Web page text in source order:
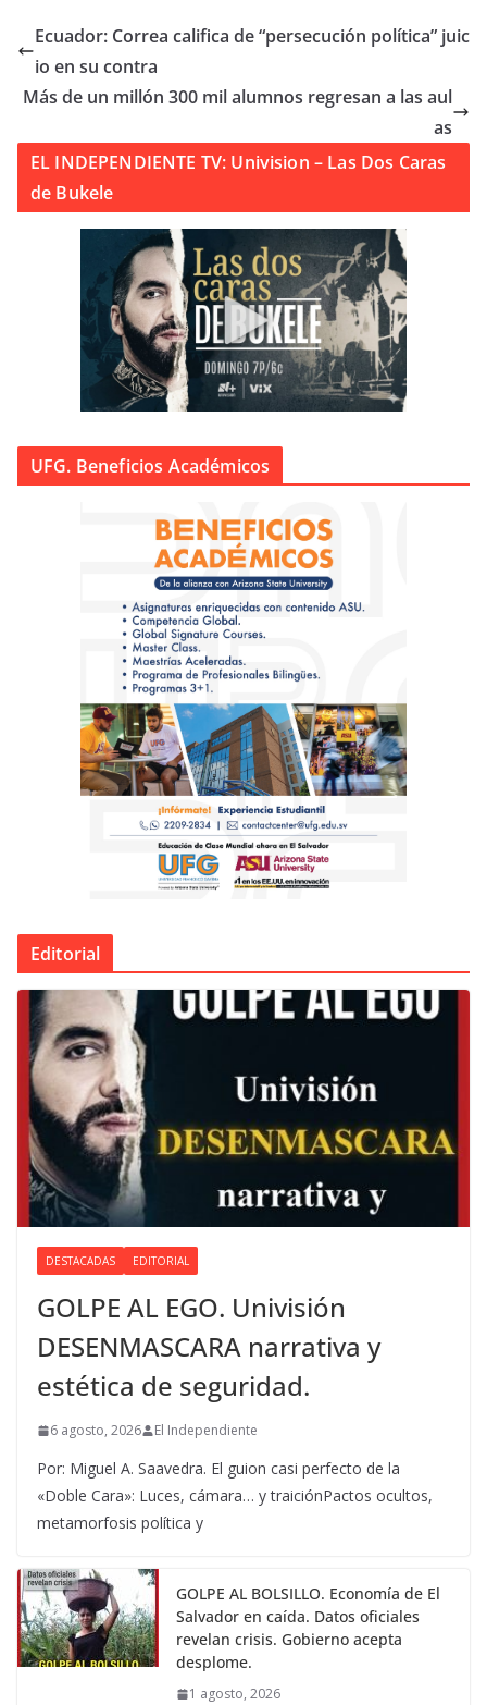
Ecuador: Correa califica de “persecución política” juic
io en su contra
Más de un millón 300 mil alumnos regresan a las aul
as
EL INDEPENDIENTE TV: Univision – Las Dos Caras
de Bukele
UFG. Beneficios Académicos
Editorial
DESTACADAS EDITORIAL
GOLPE AL EGO. Univisión
DESENMASCARA narrativa y
estética de seguridad.
6 agosto, 2026 El Independiente
Por: Miguel A. Saavedra. El guion casi perfecto de la
«Doble Cara»: Luces, cámara… y traiciónPactos ocultos,
metamorfosis política y
GOLPE AL BOLSILLO. Economía de El
Salvador en caída. Datos oficiales
revelan crisis. Gobierno acepta
desplome.
1 agosto, 2026